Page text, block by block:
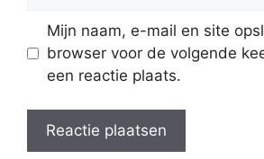
Mijn naam, e-mail en site
browser voor de volgende
een reactie plaats.